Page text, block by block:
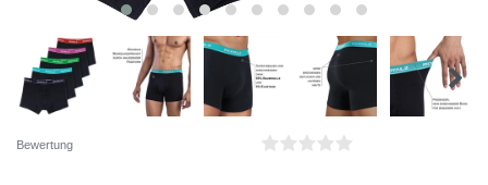
Bewertung